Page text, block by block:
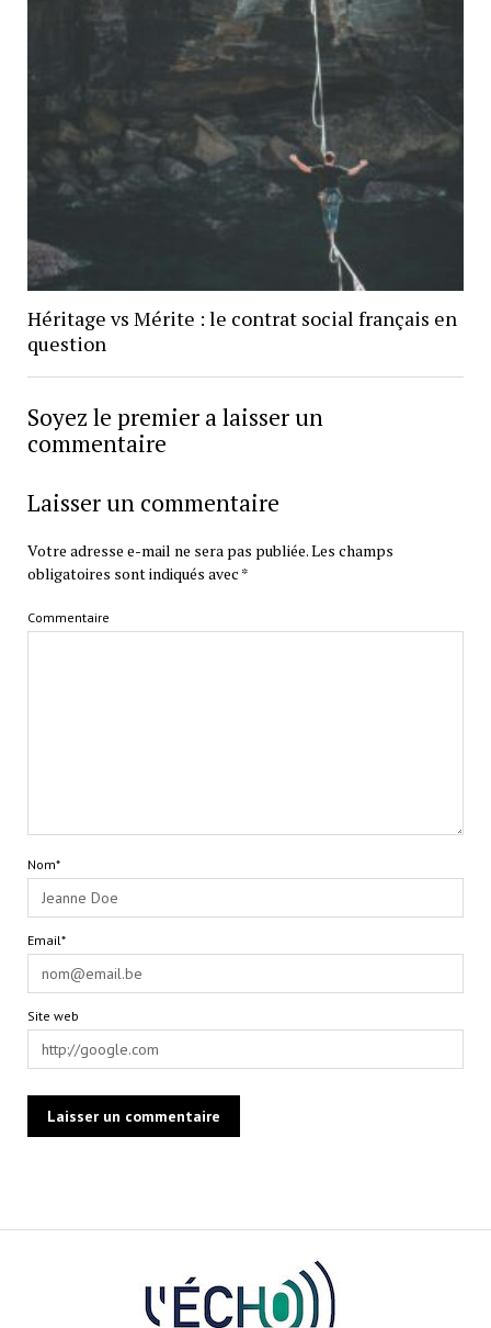
Héritage vs Mérite : le contrat social français en
question
Soyez le premier a laisser un
commentaire
Laisser un commentaire
Votre adresse e-mail ne sera pas publiée.Les champs
obligatoires sont indiqués avec *
Commentaire
Nom*
Email*
Site web